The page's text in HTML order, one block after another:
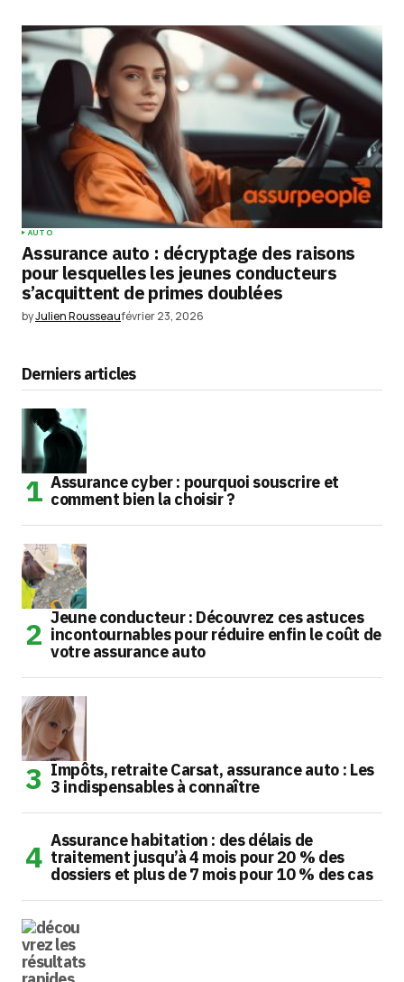
AUTO
Assurance auto : décryptage des raisons
pour lesquelles les jeunes conducteurs
s’acquittent de primes doublées
byJulien Rousseaufévrier 23, 2026
Derniers articles
Assurance cyber : pourquoi souscrire et
comment bien la choisir ?
Jeune conducteur : Découvrez ces astuces
incontournables pour réduire enfin le coût de
votre assurance auto
Impôts, retraite Carsat, assurance auto : Les
3 indispensables à connaître
Assurance habitation : des délais de
traitement jusqu’à 4 mois pour 20 % des
dossiers et plus de 7 mois pour 10 % des cas